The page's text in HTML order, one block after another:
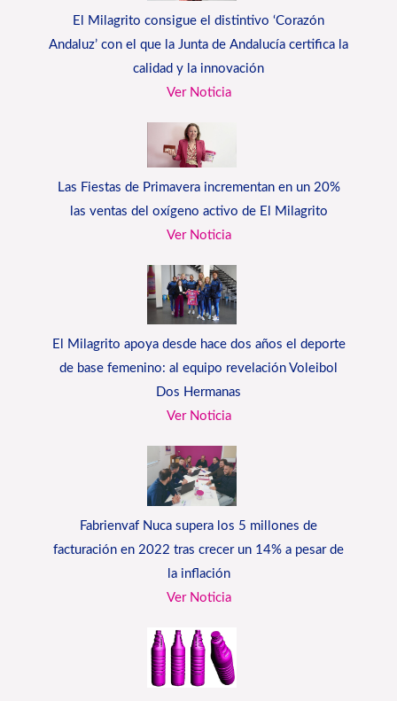
El Milagrito consigue el distintivo ‘Corazón
Andaluz’ con el que la Junta de Andalucía certifica la
calidad y la innovación
Ver Noticia
Las Fiestas de Primavera incrementan en un 20%
las ventas del oxígeno activo de El Milagrito
Ver Noticia
El Milagrito apoya desde hace dos años el deporte
de base femenino: al equipo revelación Voleibol
Dos Hermanas
Ver Noticia
Fabrienvaf Nuca supera los 5 millones de
facturación en 2022 tras crecer un 14% a pesar de
la inflación
Ver Noticia